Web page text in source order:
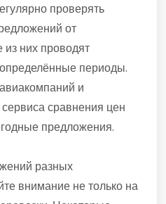
проверять
от
них проводят
периоды.
и
сравнения цен
предложения.
разных
внимание не только на